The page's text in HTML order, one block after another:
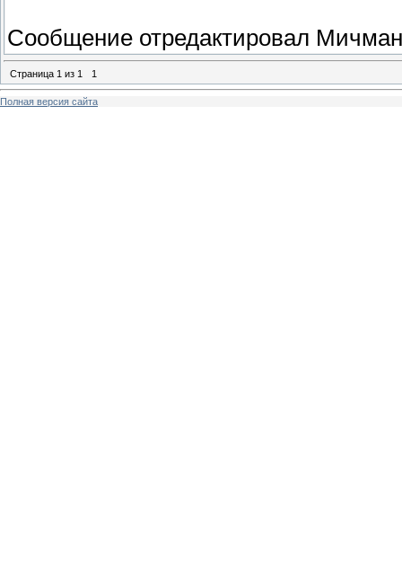
Сообщение отредактировал Мичман
Страница 1 из 1 1
Полная версия сайта